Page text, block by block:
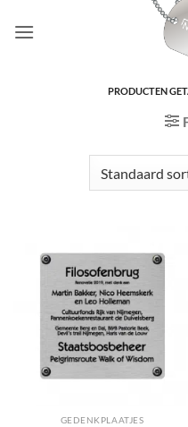
naar
PRODUCTEN
GEDENKPLAATJES